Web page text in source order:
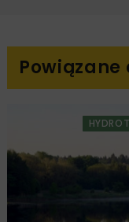
Powiązane